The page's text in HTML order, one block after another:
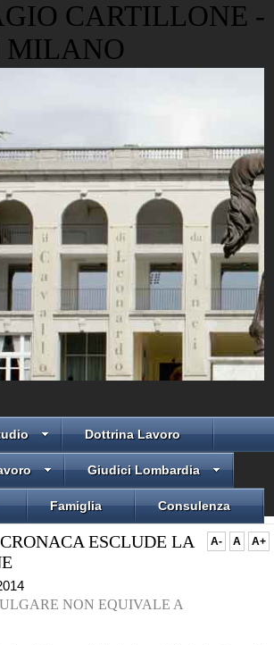
CARTILLONE -
MILANO
Dottrina Lavoro
Giudici Lombardia
Famiglia Consulenza
A- A A+
ESCLUDE LA
NON EQUIVALE A